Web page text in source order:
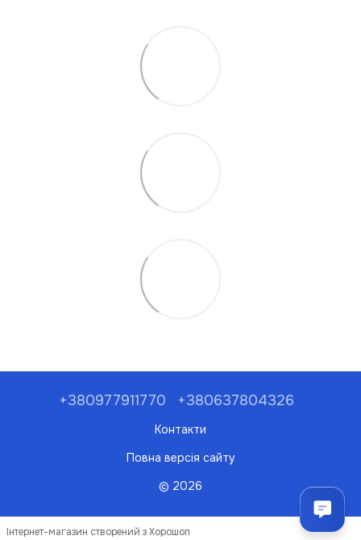
+380977911770 +380637804326
Контакти
Повна версія сайту
© 2026
Інтернет-магазин створений з Хорошоп